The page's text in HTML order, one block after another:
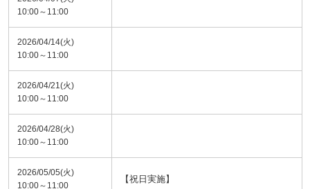
10:00～11:00
2026/04/14(火)
10:00～11:00
2026/04/21(火)
10:00～11:00
2026/04/28(火)
10:00～11:00
2026/05/05(火)
10:00～11:00
【祝日実施】